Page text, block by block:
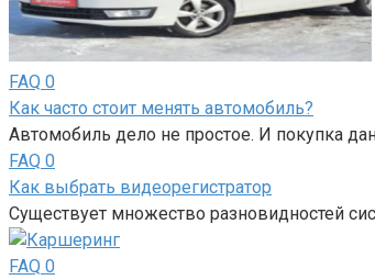
FAQ 0
Как часто стоит менять автомобиль?
Автомобиль дело не простое. И покупка
FAQ 0
Как выбрать видеорегистратор
Существует множество разновидностей
FAQ 0